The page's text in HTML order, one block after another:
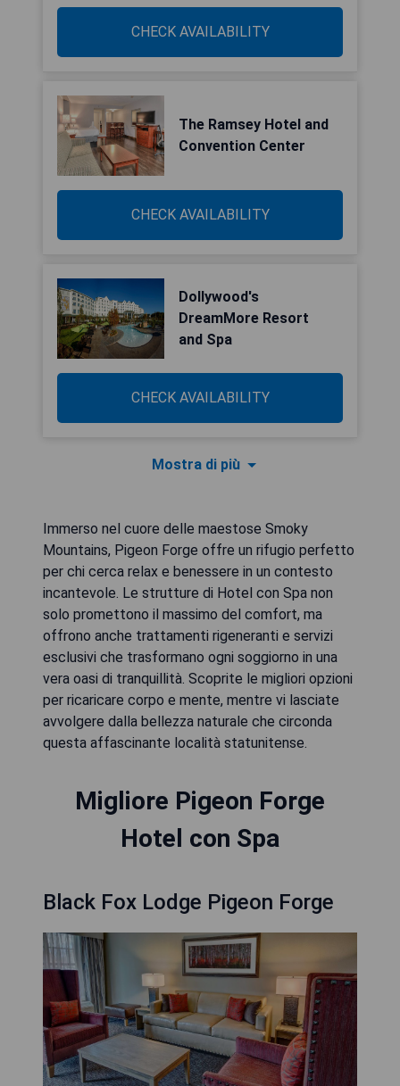
CHECK AVAILABILITY
The Ramsey Hotel and
Convention Center
CHECK AVAILABILITY
Dollywood's
DreamMore Resort
and Spa
CHECK AVAILABILITY
Mostra di più
Immerso nel cuore delle maestose Smoky
Mountains, Pigeon Forge offre un rifugio perfetto
per chi cerca relax e benessere in un contesto
incantevole. Le strutture di Hotel con Spa non
solo promettono il massimo del comfort, ma
offrono anche trattamenti rigeneranti e servizi
esclusivi che trasformano ogni soggiorno in una
vera oasi di tranquillità. Scoprite le migliori opzioni
per ricaricare corpo e mente, mentre vi lasciate
avvolgere dalla bellezza naturale che circonda
questa affascinante località statunitense.
Migliore Pigeon Forge
Hotel con Spa
Black Fox Lodge Pigeon Forge